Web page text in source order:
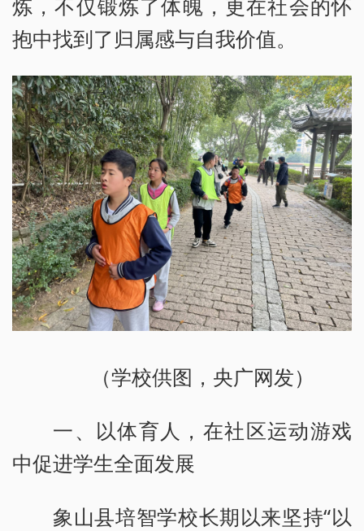
炼，不仅锻炼了体魄，更在社会的怀
抱中找到了归属感与自我价值。
（学校供图，央广网发）
一、以体育人，在社区运动游戏
中促进学生全面发展
象山县培智学校长期以来坚持“以